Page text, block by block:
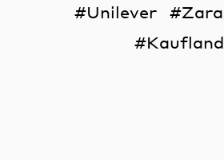
Unilever
Zara
Kaufland